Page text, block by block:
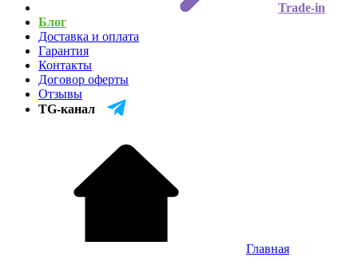
Trade-in
Блог
Доставка и оплата
Гарантия
Контакты
Договор оферты
Отзывы
TG-канал
Главная